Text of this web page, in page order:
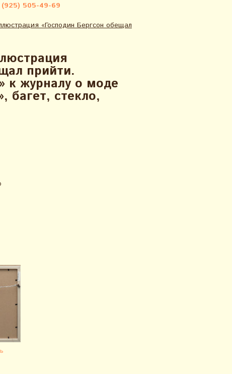
505-49-69
«Господин Бергсон обещал
прийти.
к журналу о моде
багет, стекло,